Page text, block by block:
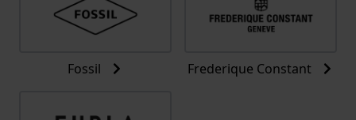
Fossil Frederique Constant